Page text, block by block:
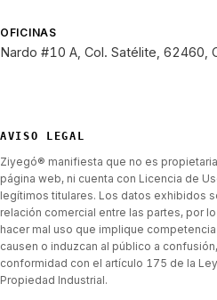
OFICINAS
Nardo #10 A, Col. Satélite, 62460,
AVISO LEGAL
Ziyegó® manifiesta que no es
página web, ni cuenta con Licencia de
legítimos titulares. Los datos exhibidos
relación comercial entre las partes, por
hacer mal uso que implique
causen o induzcan al público a
conformidad con el artículo 175 de la
Propiedad Industrial.